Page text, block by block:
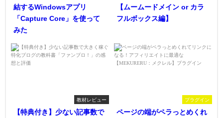
結するWindowsアプリ
「Capture Core」を使って
みた
【ムームードメイン or カラ
フルボックス編】
教材レビュー
【特典付き】少ない記事数で
プラグイン
ページの端がペラっとめくれ